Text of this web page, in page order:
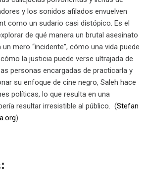
y los sonidos afilados envuelven
como un sudario casi distópico. Es el
de qué manera un brutal asesinato
mero “incidente”, cómo una vida puede
la justicia puede verse ultrajada de
personas encargadas de practicarla y
su enfoque de cine negro, Saleh hace
políticas, lo que resulta en una
resultar irresistible al público. (Stefan
)